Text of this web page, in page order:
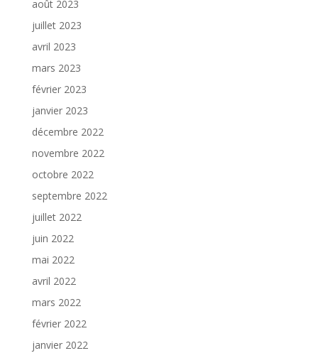
août 2023
juillet 2023
avril 2023
mars 2023
février 2023
janvier 2023
décembre 2022
novembre 2022
octobre 2022
septembre 2022
juillet 2022
juin 2022
mai 2022
avril 2022
mars 2022
février 2022
janvier 2022